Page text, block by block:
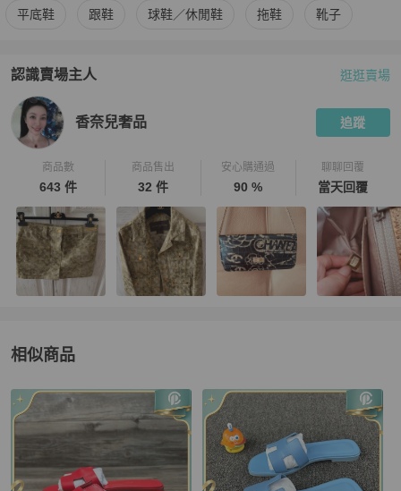
更多Hermès 女鞋相似商品推薦
平底鞋 跟鞋 球鞋／休閒鞋 拖鞋 靴子
認識賣場主人
PopChill 拍拍圈嚴選賣家
逛逛賣場
香奈兒奢品 追蹤
商品數
643 件
商品售出
32 件
安心購通過
90 %
聊聊回覆
當天回覆
相似商品
更多相似Hermès女鞋推薦精品